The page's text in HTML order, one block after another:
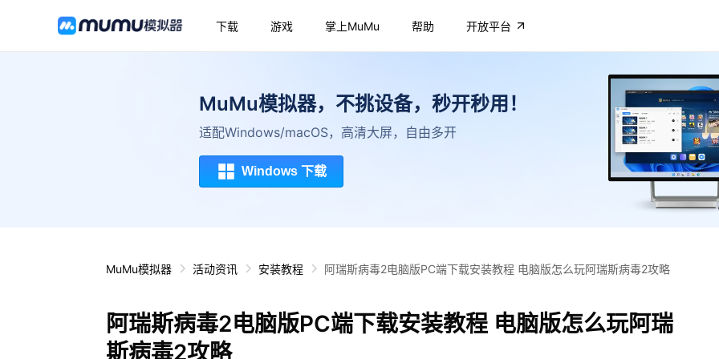
下载 游戏 掌上MuMu 帮助 开放平台
MuMu模拟器，不挑设备，秒开秒用！
适配Windows/macOS，高清大屏，自由多开
Windows 下载
MuMu模拟器 活动资讯 安装教程 阿瑞斯病毒2电脑版PC端下载安装教程 电脑版怎么玩阿瑞斯病毒2攻略
阿瑞斯病毒2电脑版PC端下载安装教程 电脑版怎么玩阿瑞
斯病毒2攻略